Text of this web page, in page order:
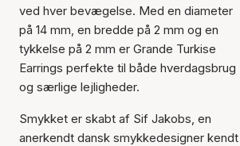
ved hver bevægelse. Med en diameter
på 14 mm, en bredde på 2 mm og en
tykkelse på 2 mm er Grande Turkise
Earrings perfekte til både hverdagsbrug
og særlige lejligheder.
Smykket er skabt af Sif Jakobs, en
anerkendt dansk smykkedesigner kendt